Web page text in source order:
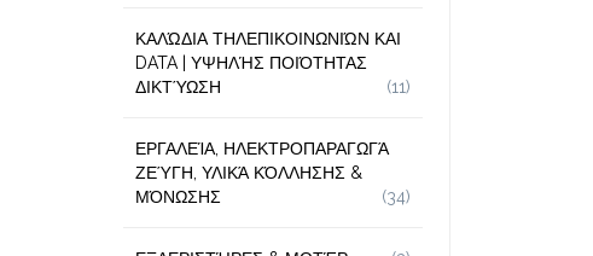
ΚΑΛΏΔΙΑ ΤΗΛΕΠΙΚΟΙΝΩΝΙΏΝ ΚΑΙ
DATA | ΥΨΗΛΉΣ ΠΟΙΌΤΗΤΑΣ
ΔΙΚΤΎΩΣΗ
(11)
ΕΡΓΑΛΕΊΑ, ΗΛΕΚΤΡΟΠΑΡΑΓΩΓΆ
ΖΕΎΓΗ, ΥΛΙΚΆ ΚΌΛΛΗΣΗΣ &
ΜΌΝΩΣΗΣ
(34)